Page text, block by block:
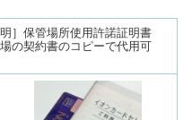
明］保管場所使用許諾証明書
の契約書のコピーで代用可